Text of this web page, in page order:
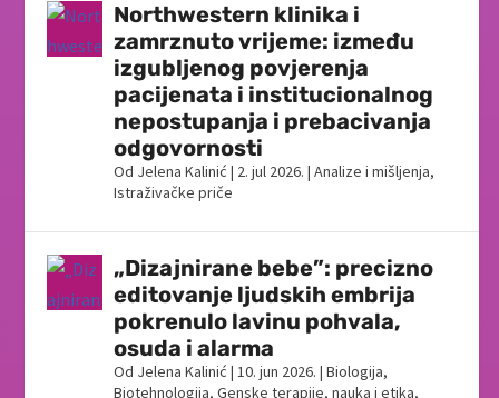
Northwestern klinika i
zamrznuto vrijeme: između
izgubljenog povjerenja
pacijenata i institucionalnog
nepostupanja i prebacivanja
odgovornosti
Od Jelena Kalinić | 2. jul 2026. |Analize i mišljenja,
Istraživačke priče
„Dizajnirane bebe”: precizno
editovanje ljudskih embrija
pokrenulo lavinu pohvala,
osuda i alarma
Od Jelena Kalinić |10. jun 2026. |Biologija,
Biotehnologija,Genske terapije,nauka i etika,